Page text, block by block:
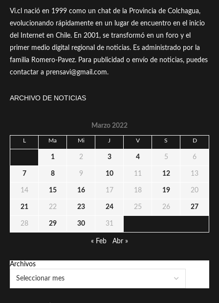
Vi.cl nació en 1999 como un chat de la Provincia de Colchagua,
evolucionando rápidamente en un lugar de encuentro en el inicio
del Internet en Chile. En 2001, se transformó en un foro y el
primer medio digital regional de noticias. Es administrado por la
familia Romero-Pavez. Para publicidad o envío de noticias, puedes
contactar a prensavi@gmail.com.
ARCHIVO DE NOTICIAS
Marzo 2022
Ma Mi J V S D
1 2 3 4 5 6
7 8 9 10 11 12 13
14 15 16 17 18 19 20
21 22 23 24 25 26 27
28 29 30 31
« Feb Abr »
Archivos